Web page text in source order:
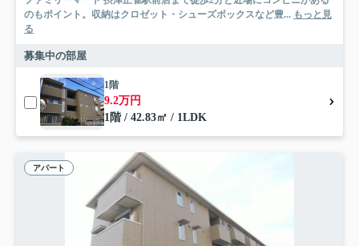
のもポイント。収納はクロゼット・シューズボックスなど豊... もっと見
る
募集中の部屋
1階
9.2万円
1階 / 42.83㎡ / 1LDK
アパート